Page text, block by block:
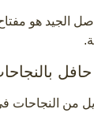
الجيد هو
من النجاحات